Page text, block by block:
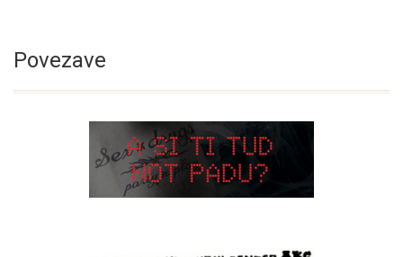
Povezave